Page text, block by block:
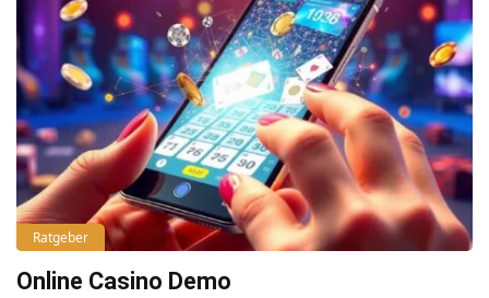
Ratgeber
Online Casino Demo